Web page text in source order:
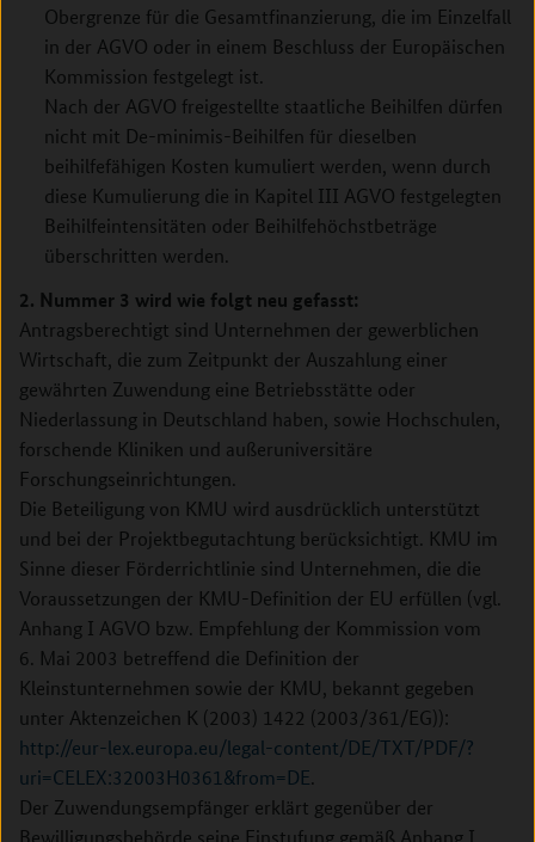
Obergrenze für die Gesamtfinanzierung, die im Einzelfall
in der AGVO oder in einem Beschluss der Europäischen
Kommission festgelegt ist.
Nach der AGVO freigestellte staatliche Beihilfen dürfen
nicht mit De-minimis-Beihilfen für dieselben
beihilfefähigen Kosten kumuliert werden, wenn durch
diese Kumulierung die in Kapitel III AGVO festgelegten
Beihilfeintensitäten oder Beihilfehöchstbeträge
überschritten werden.
2. Nummer 3 wird wie folgt neu gefasst:
Antragsberechtigt sind Unternehmen der gewerblichen
Wirtschaft, die zum Zeitpunkt der Auszahlung einer
gewährten Zuwendung eine Betriebsstätte oder
Niederlassung in Deutschland haben, sowie Hochschulen,
forschende Kliniken und außeruniversitäre
Forschungseinrichtungen.
Die Beteiligung von KMU wird ausdrücklich unterstützt
und bei der Projektbegutachtung berücksichtigt. KMU im
Sinne dieser Förderrichtlinie sind Unternehmen, die die
Voraussetzungen der KMU-Definition der EU erfüllen (vgl.
Anhang I AGVO bzw. Empfehlung der Kommission vom
6. Mai 2003 betreffend die Definition der
Kleinstunternehmen sowie der KMU, bekannt gegeben
unter Aktenzeichen K (2003) 1422 (2003/361/EG)):
http://eur-lex.europa.eu/legal-content/DE/TXT/PDF/?
uri=CELEX:32003H0361&from=DE.
Der Zuwendungsempfänger erklärt gegenüber der
Bewilligungsbehörde seine Einstufung gemäß Anhang I